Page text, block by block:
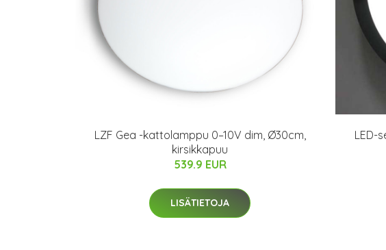
LZF Gea -kattolamppu 0–10V dim, Ø30cm,
kirsikkapuu
539.9 EUR
LISÄTIETOJA
LED-